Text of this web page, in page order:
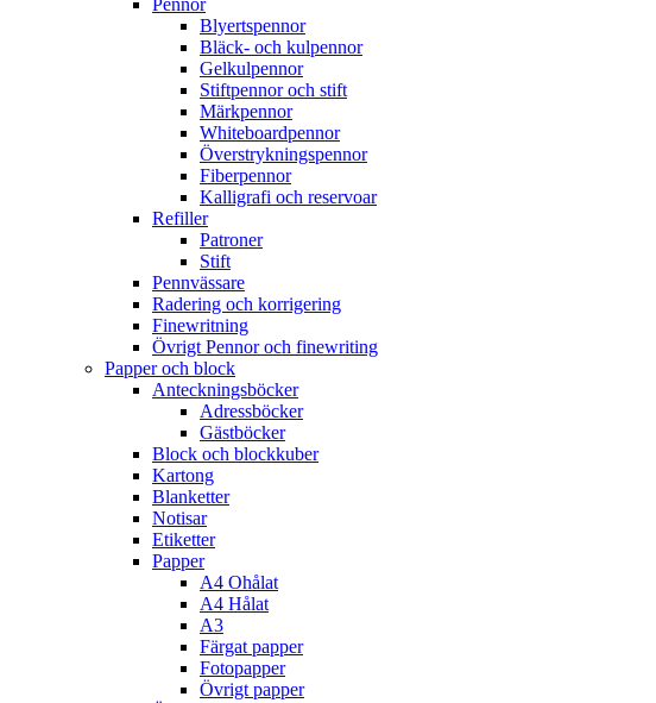
Blyertspennor
Bläck- och kulpennor
Gelkulpennor
Stiftpennor och stift
Märkpennor
Whiteboardpennor
Överstrykningspennor
Fiberpennor
Kalligrafi och reservoar
Refiller
Patroner
Stift
Pennvässare
Radering och korrigering
Finewritning
Övrigt Pennor och finewriting
Papper och block
Anteckningsböcker
Adressböcker
Gästböcker
Block och blockkuber
Kartong
Blanketter
Notisar
Etiketter
Papper
A4 Ohålat
A4 Hålat
A3
Färgat papper
Fotopapper
Övrigt papper